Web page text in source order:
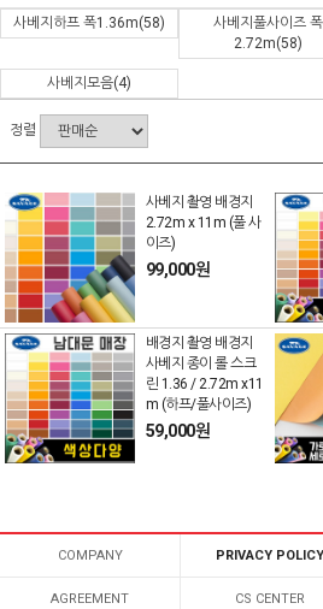
사베지하프 폭1.36m(58)
사베지풀사이즈 폭
2.72m(58)
사베지모음(4)
정렬
사베지 촬영 배경지
2.72m x 11m (풀 사
이즈)
99,000원
배경지 촬영 배경지
사베지 종이 롤 스크
린 1.36 / 2.72m x11
m (하프/풀사이즈)
59,000원
COMPANY PRIVACY POLICY
AGREEMENT CS CENTER